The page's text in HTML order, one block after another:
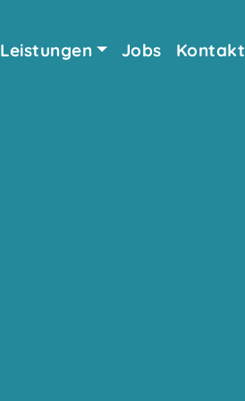
Leistungen Jobs Kontakt